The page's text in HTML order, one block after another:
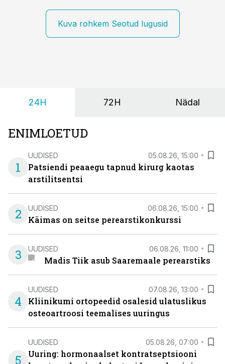
rasedusaegse ja vastsündinute sõeluuringu võrdlust,
kirjutab naistearst dr Marek Šois, kes on
spetsialiseerunud lootemeditsiinile.
Kuva rohkem Seotud lugusid
24H 72H Nädal
ENIMLOETUD
1
UUDISED 05.08.26, 15:00
Patsiendi peaaegu tapnud kirurg kaotas
arstilitsentsi
2 UUDISED 06.08.26, 15:00
Käimas on seitse perearstikonkurssi
3 UUDISED 06.08.26, 11:00
Madis Tiik asub Saaremaale perearstiks
4
UUDISED 07.08.26, 13:00
Kliinikumi ortopeedid osalesid ulatuslikus
osteoartroosi teemalises uuringus
5
UUDISED 05.08.26, 07:00
Uuring: hormonaalset kontratseptsiooni